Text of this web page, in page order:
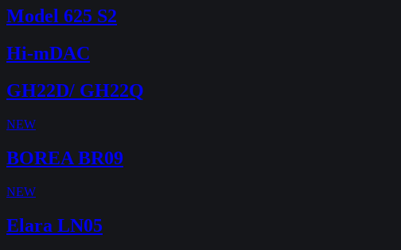
Model 625 S2
Hi-mDAC
GH22D/ GH22Q
NEW
BOREA BR09
NEW
Elara LN05